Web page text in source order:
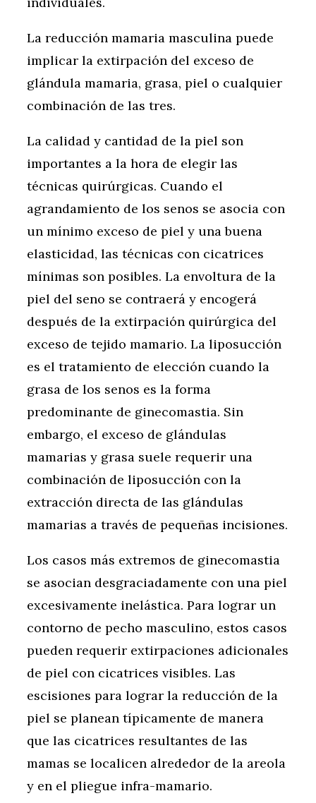
La reducción mamaria masculina puede
implicar la extirpación del exceso de
glándula mamaria, grasa, piel o cualquier
combinación de las tres.
La calidad y cantidad de la piel son
importantes a la hora de elegir las
técnicas quirúrgicas. Cuando el
agrandamiento de los senos se asocia con
un mínimo exceso de piel y una buena
elasticidad, las técnicas con cicatrices
mínimas son posibles. La envoltura de la
piel del seno se contraerá y encogerá
después de la extirpación quirúrgica del
exceso de tejido mamario. La liposucción
es el tratamiento de elección cuando la
grasa de los senos es la forma
predominante de ginecomastia. Sin
embargo, el exceso de glándulas
mamarias y grasa suele requerir una
combinación de liposucción con la
extracción directa de las glándulas
mamarias a través de pequeñas incisiones.
Los casos más extremos de ginecomastia
se asocian desgraciadamente con una piel
excesivamente inelástica. Para lograr un
contorno de pecho masculino, estos casos
pueden requerir extirpaciones adicionales
de piel con cicatrices visibles. Las
escisiones para lograr la reducción de la
piel se planean típicamente de manera
que las cicatrices resultantes de las
mamas se localicen alrededor de la areola
y en el pliegue infra-mamario.